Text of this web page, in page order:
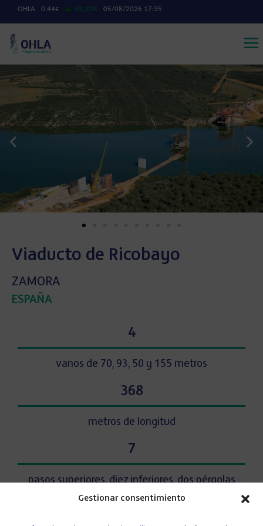
Gestionar consentimiento
Viaducto de Ricobayo
ZAMORA
ESPAÑA
4
vanos de 70, 93, 50 y 155 metros
368
metros de longitud
7
pasos superiores, diez inferiores, dos pérgolas